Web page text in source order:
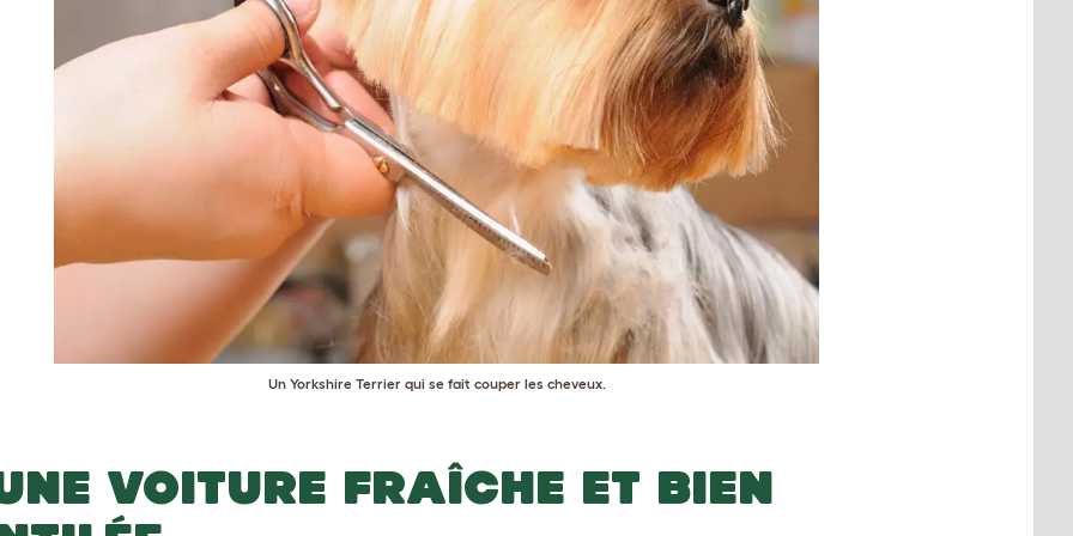
Un Yorkshire Terrier qui se fait couper les cheveux.
VOITURE FRAÎCHE ET BIEN